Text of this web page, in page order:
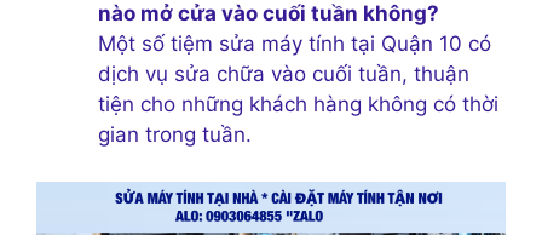
nào mở cửa vào cuối tuần không?
Một số tiệm sửa máy tính tại Quận 10 có
dịch vụ sửa chữa vào cuối tuần, thuận
tiện cho những khách hàng không có thời
gian trong tuần.